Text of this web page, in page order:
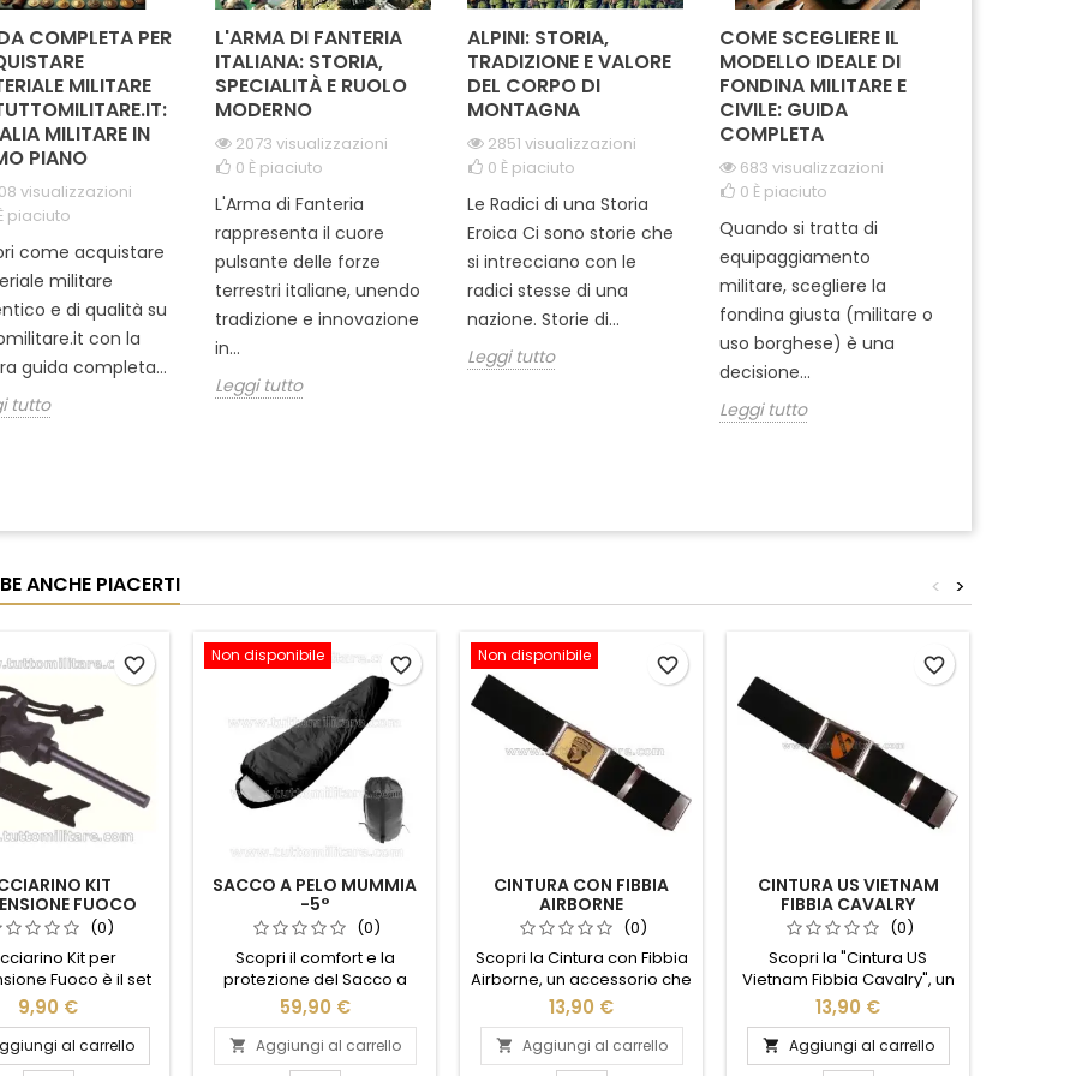
COMPLETA PER
MILITARE
MILITARE IN
PIANO
visualizzazioni
piaciuto
come acquistare
militare
e di qualità su
con la
guida completa...
tutto
L'ARMA DI FANTERIA
ITALIANA: STORIA,
SPECIALITÀ E RUOLO
MODERNO
2073 visualizzazioni
0 È piaciuto
L'Arma di Fanteria
rappresenta il cuore
pulsante delle forze
terrestri italiane, unendo
tradizione e innovazione
in...
Leggi tutto
ALPINI: STORIA,
TRADIZIONE E VALORE
DEL CORPO DI
MONTAGNA
2851 visualizzazioni
0 È piaciuto
Le Radici di una Storia
Eroica Ci sono storie che
si intrecciano con le
radici stesse di una
nazione. Storie di...
Leggi tutto
COME SCEGLIERE IL
MODELLO IDEALE DI
FONDINA MILITARE E
CIVILE: GUIDA
COMPLETA
683 visualizzazioni
0 È piaciuto
Quando si tratta di
equipaggiamento
militare, scegliere la
fondina giusta (militare o
uso borghese) è una
decisione...
Leggi tutto
ANCHE PIACERTI >
<
KIT
FUOCO
(0)
Kit per
Fuoco è il set
per accendere
fiamma senza
anche in
difficili. La barra
9,90 €
al carrello
favorite_border Non disponibile
SACCO A PELO MUMMIA
-5°
(0)
Scopri il comfort e la
protezione del Sacco a
Pelo Mummia -5°.
Progettato per avventure
all'aperto, questo sacco a
pelo offre calore ottimale
59,90 €
 Aggiungi al carrello
favorite_border Non disponibile
CINTURA CON FIBBIA
AIRBORNE
(0)
Scopri la Cintura con Fibbia
Airborne, un accessorio che
unisce stile e funzionalità.
Realizzata con materiali di
alta qualità, questa cintura
offre resistenza e comfort
13,90 €
 Aggiungi al carrello
favorite_border
CINTURA US VIETNAM
FIBBIA CAVALRY
(0)
Scopri la "Cintura US
Vietnam Fibbia Cavalry", un
accessorio che unisce
storia e stile. Realizzata con
materiali di alta qualità,
questa cintura è ispirata
13,90 €
 Aggiungi al carrello
favorite_border